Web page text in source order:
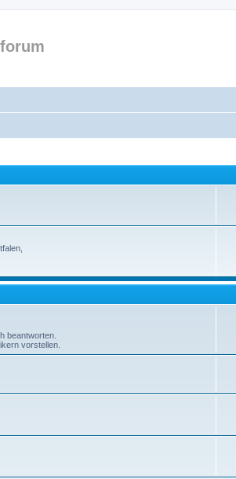
beantworten.
vorstellen.